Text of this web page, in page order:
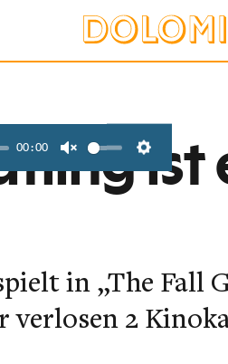
00:00
Settings
ist
in „The Fall
verlosen 2